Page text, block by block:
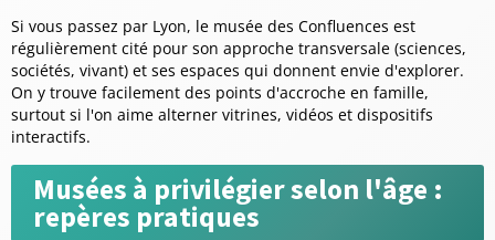
Si vous passez par Lyon, le musée des Confluences est
régulièrement cité pour son approche transversale (sciences,
sociétés, vivant) et ses espaces qui donnent envie d'explorer.
On y trouve facilement des points d'accroche en famille,
surtout si l'on aime alterner vitrines, vidéos et dispositifs
interactifs.
Musées à privilégier selon l'âge :
repères pratiques